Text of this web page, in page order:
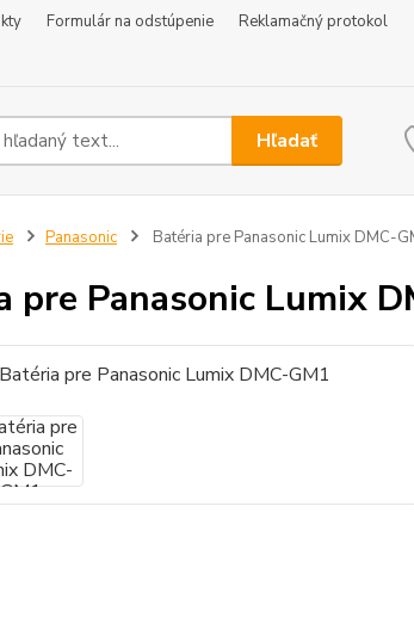
Formulár na odstúpenie
Reklamačný protokol
Hľadať
Panasonic Batéria pre Panasonic Lumix DMC-
pre Panasonic Lumix